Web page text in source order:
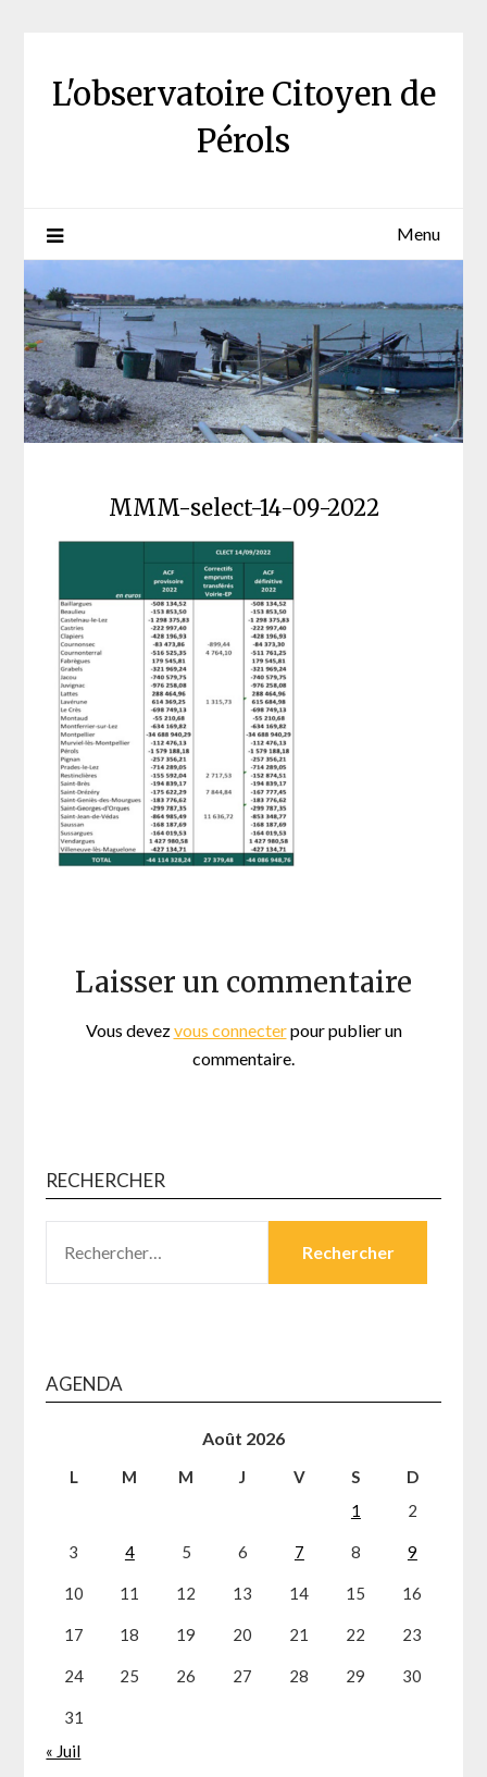
L'observatoire Citoyen de
Pérols
Menu
MMM-select-14-09-2022
Laisser un commentaire
Vous devezvous connecterpour publier un
commentaire.
RECHERCHER
AGENDA
Août 2026
L M M J V S
D
1
2
3 4 5 6 7 8 9
10 11 12 13 14 15 16
17 18 19 20 21 22 23
24 25 26 27 28 29 30
31
« Juil